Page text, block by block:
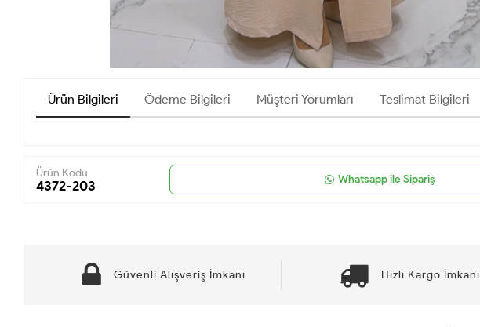
Ürün Bilgileri Ödeme Bilgileri Müşteri Yorumları Teslimat Bilgileri
Ürün Kodu
4372-203 Whatsapp ile Sipariş
Güvenli Alışveriş İmkanı Hızlı Kargo İmkanı